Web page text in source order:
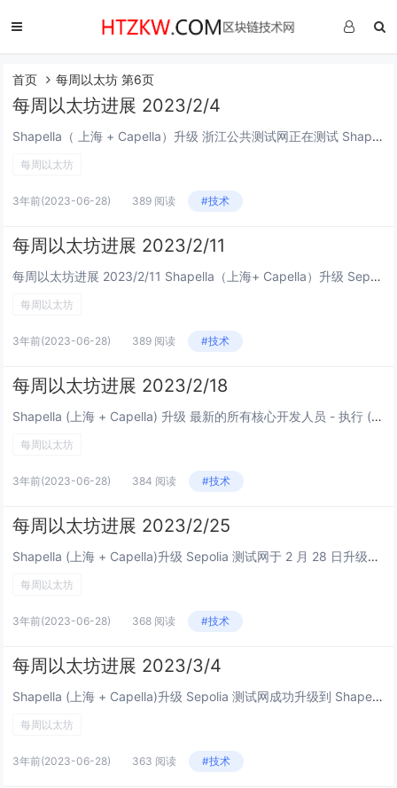
首页 每周以太坊 第6页
每周以太坊进展 2023/2/4
Shapella（ 上海 + Capella）升级 浙江公共测试网正在测试 Shapella 升级： 运行节点测试存款、BLS变更和退出 3个水龙头获取浙江测试网ETH 运行 Lighthouse +...
每周以太坊
3年前(2023-06-28) 389 阅读 #技术
每周以太坊进展 2023/2/11
每周以太坊进展 2023/2/11 Shapella（上海+ Capella）升级 Sepolia 测试网在 UTC 时间 2 月 28 日星期二 4:04:48升级到 Shapella ，这既是一个同步委员会又是历史根的边界...
每周以太坊
3年前(2023-06-28) 389 阅读 #技术
每周以太坊进展 2023/2/18
Shapella (上海 + Capella) 升级 最新的所有核心开发人员 - 执行 (ACDE)视频会议。来自Tim Beiko 和 Christine Kim 的记录： 浙江测试网上发现空块处理错误，Geth...
每周以太坊
3年前(2023-06-28) 384 阅读 #技术
每周以太坊进展 2023/2/25
Shapella (上海 + Capella)升级 Sepolia 测试网于 2 月 28 日升级到 Shapella 共识层 Sepolia 发布： Lighthousev3.5.0 Lodestarv...
每周以太坊
3年前(2023-06-28) 368 阅读 #技术
每周以太坊进展 2023/3/4
Shapella (上海 + Capella)升级 Sepolia 测试网成功升级到 Shapella withdrawal-mainnet-shadowfork-2成功升级到Shapella，断路器在本地区块构建测试 最新...
每周以太坊
3年前(2023-06-28) 363 阅读 #技术